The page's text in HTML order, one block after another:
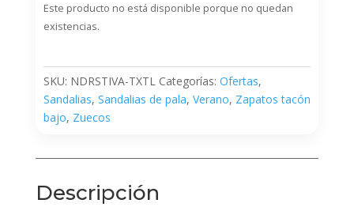
Este producto no está disponible porque no quedan
existencias.
SKU: NDRSTIVA-TXTL Categorías: Ofertas,
Sandalias, Sandalias de pala, Verano, Zapatos tacón
bajo, Zuecos
Descripción